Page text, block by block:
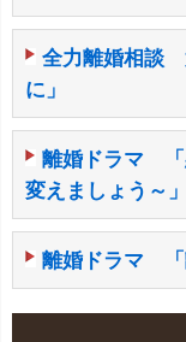
全力離婚相談
に」
離婚ドラマ 「
変えましょう～」
離婚ドラマ 「